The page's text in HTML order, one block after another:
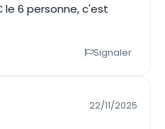
le 6 personne, c'est
Signaler
22/11/2025